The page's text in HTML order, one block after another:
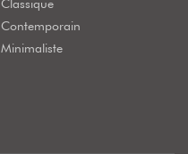
Classique
Contemporain
Minimaliste